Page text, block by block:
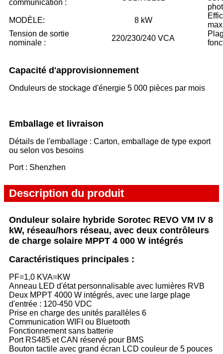
communication :
MODÈLE:
8 kW
Tension de sortie
nominale :
220/230/240 VCA
Capacité d'approvisionnement
Onduleurs de stockage d'énergie 5 000 pièces par mois
Emballage et livraison
Détails de l'emballage : Carton, emballage de type export
ou selon vos besoins
Port : Shenzhen
Description du produit
Onduleur solaire hybride Sorotec REVO VM IV 8
kW, réseau/hors réseau, avec deux contrôleurs
de charge solaire MPPT 4 000 W intégrés
Caractéristiques principales :
PF=1,0 KVA=KW
Anneau LED d'état personnalisable avec lumières RVB
Deux MPPT 4000 W intégrés, avec une large plage
d'entrée : 120-450 VDC
Prise en charge des unités parallèles 6
Communication WIFI ou Bluetooth
Fonctionnement sans batterie
Port RS485 et CAN réservé pour BMS
Bouton tactile avec grand écran LCD couleur de 5 pouces